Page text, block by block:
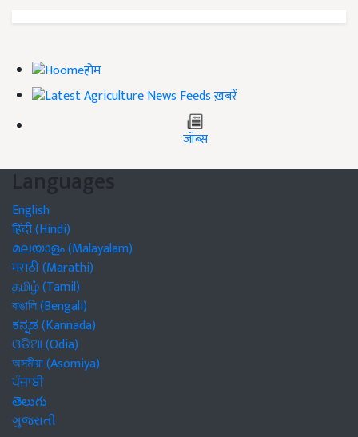
होम
ख़बरें
जॉब्स
Languages
English
हिंदी (Hindi)
മലയാളം (Malayalam)
मराठी (Marathi)
தமிழ் (Tamil)
বাঙালি (Bengali)
ಕನ್ನಡ (Kannada)
ଓଡିଆ (Odia)
অসমীয়া (Asomiya)
ਪੰਜਾਬੀ
తెలుగు
ગુજરાતી